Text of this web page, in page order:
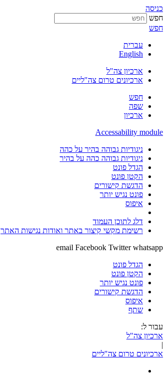
כניסה
חפש
חפש
עברית
English
ארכיון צה"ל
ארכיונים טרום צה"ליים
חפש
שפה
ארכיון
Accessability module
ניגודיות גבוהה בהיר על כהה
ניגודיות גבוהה כהה על בהיר
הגדל פונט
הקטן פונט
הדגשת קישורים
פונט נגיש יותר
איפוס
דלג לתוכן העמוד
רשימת מקשי קיצור באתר ואודות נגישות האתר
email Facebook Twitter whatsapp
הגדל פונט
הקטן פונט
פונט נגיש יותר
הדגשת קישורים
איפוס
שתף
עבור ל:
ארכיון צה"ל
|
ארכיונים טרום צה"ליים